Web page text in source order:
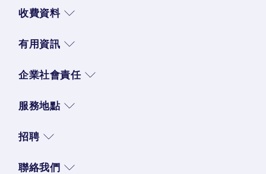
收費資料
有用資訊
企業社會責任
服務地點
招聘
聯絡我們